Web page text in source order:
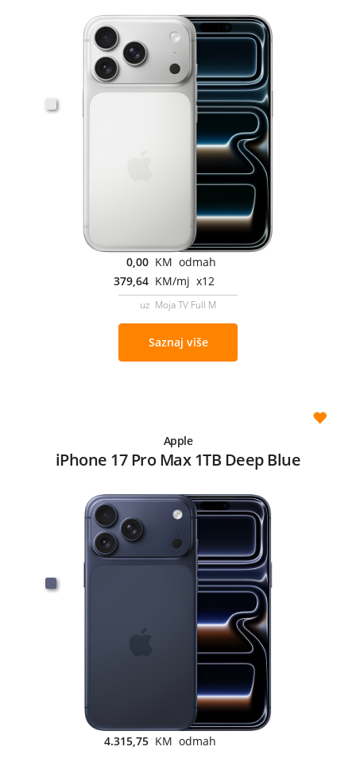
0,00 KM odmah
379,64 KM/mj x12
uz Moja TV Full M
Saznaj više
Apple
iPhone 17 Pro Max 1TB Deep Blue
4.315,75 KM odmah